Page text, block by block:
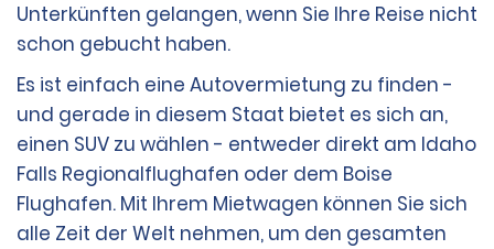
Unterkünften gelangen, wenn Sie Ihre Reise nicht
schon gebucht haben.
Es ist einfach eine Autovermietung zu finden -
und gerade in diesem Staat bietet es sich an,
einen SUV zu wählen - entweder direkt am Idaho
Falls Regionalflughafen oder dem Boise
Flughafen. Mit Ihrem Mietwagen können Sie sich
alle Zeit der Welt nehmen, um den gesamten